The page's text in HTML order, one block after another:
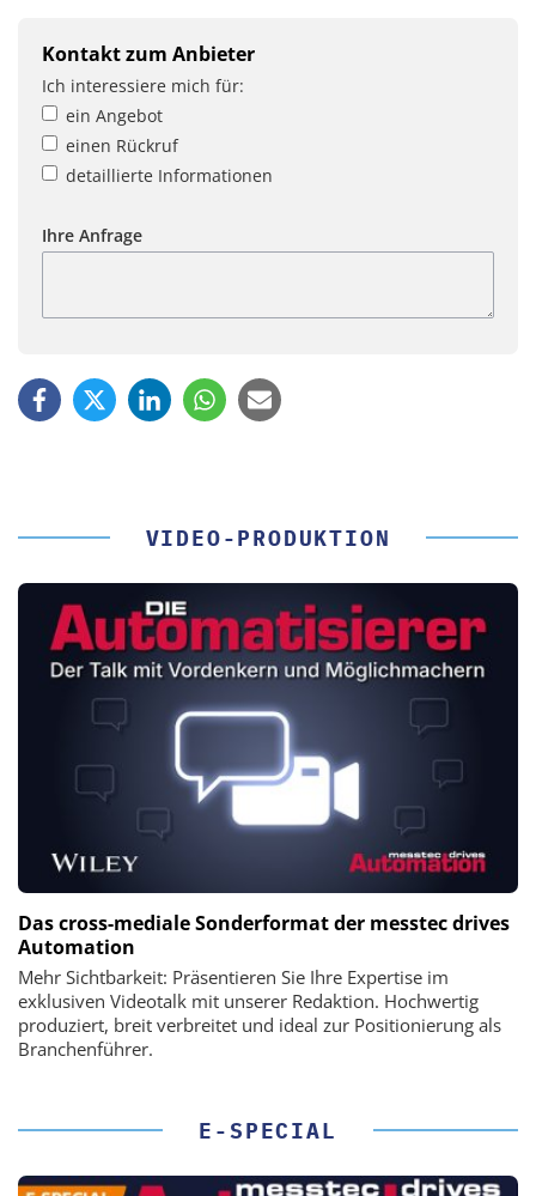
Kontakt zum Anbieter
Ich interessiere mich für:
ein Angebot
einen Rückruf
detaillierte Informationen
Ihre Anfrage
VIDEO-PRODUKTION
Das cross-mediale Sonderformat der messtec drives
Automation
Mehr Sichtbarkeit: Präsentieren Sie Ihre Expertise im
exklusiven Videotalk mit unserer Redaktion. Hochwertig
produziert, breit verbreitet und ideal zur Positionierung als
Branchenführer.
E-SPECIAL